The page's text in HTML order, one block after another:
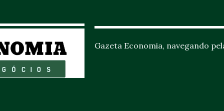
Gazeta Economia, navegando